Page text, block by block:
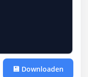
💾 Downloaden